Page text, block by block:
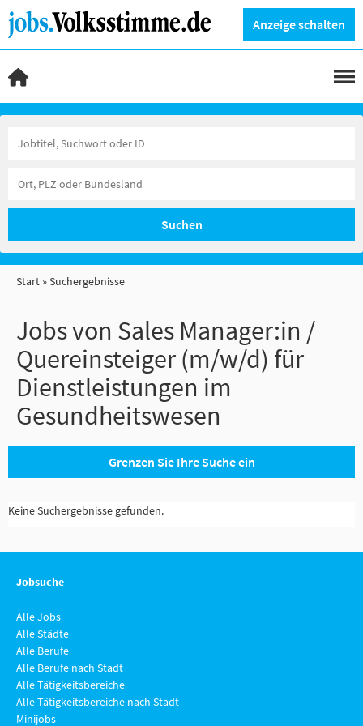
Anzeige schalten
Suchen
Start Suchergebnisse
Jobs von Sales Manager:in /
Quereinsteiger (m/w/d) für
Dienstleistungen im
Gesundheitswesen
Grenzen Sie Ihre Suche ein
Keine Suchergebnisse gefunden.
Jobsuche
Alle Jobs
Alle Städte
Alle Berufe
Alle Berufe nach Stadt
Alle Tätigkeitsbereiche
Alle Tätigkeitsbereiche nach Stadt
Minijobs